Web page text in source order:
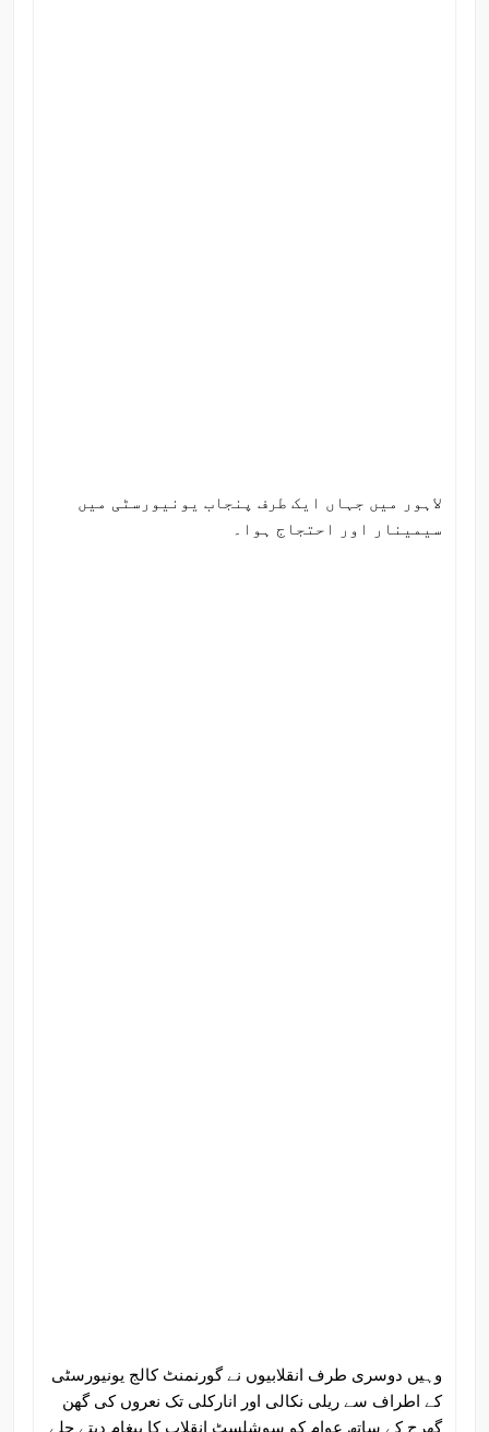
لاہور میں جہاں ایک طرف پنجاب یونیورسٹی میں
سیمینار اور احتجاج ہوا۔
وہیں دوسری طرف انقلابیوں نے گورنمنٹ کالج یونیورسٹی
کے اطراف سے ریلی نکالی اور انارکلی تک نعروں کی گھن
گھرج کے ساتھ عوام کو سوشلسٹ انقلاب کا پیغام دیتے چلے